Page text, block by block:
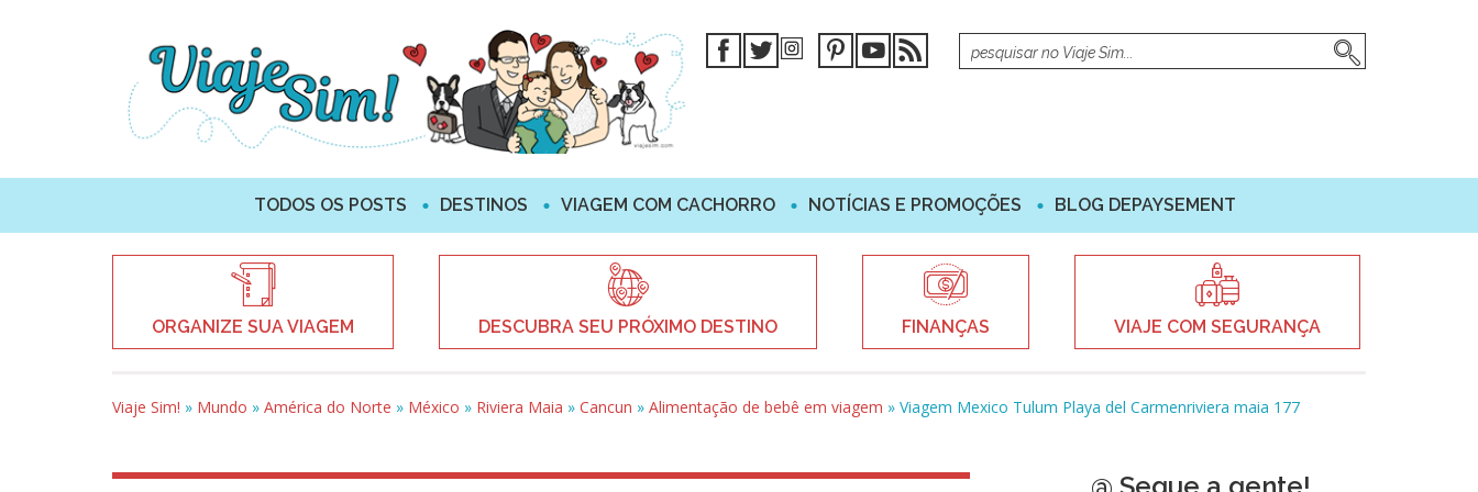
TODOS OS POSTS DESTINOS VIAGEM COM CACHORRO NOTÍCIAS E PROMOÇÕES BLOG DEPAYSEMENT
ORGANIZE SUA VIAGEM DESCUBRA SEU PRÓXIMO DESTINO FINANÇAS VIAJE COM SEGURANÇA
Viaje Sim! » Mundo » América do Norte » México » Riviera Maia » Cancun » Alimentação de bebê em viagem » Viagem Mexico Tulum Playa del Carmenriviera maia 177